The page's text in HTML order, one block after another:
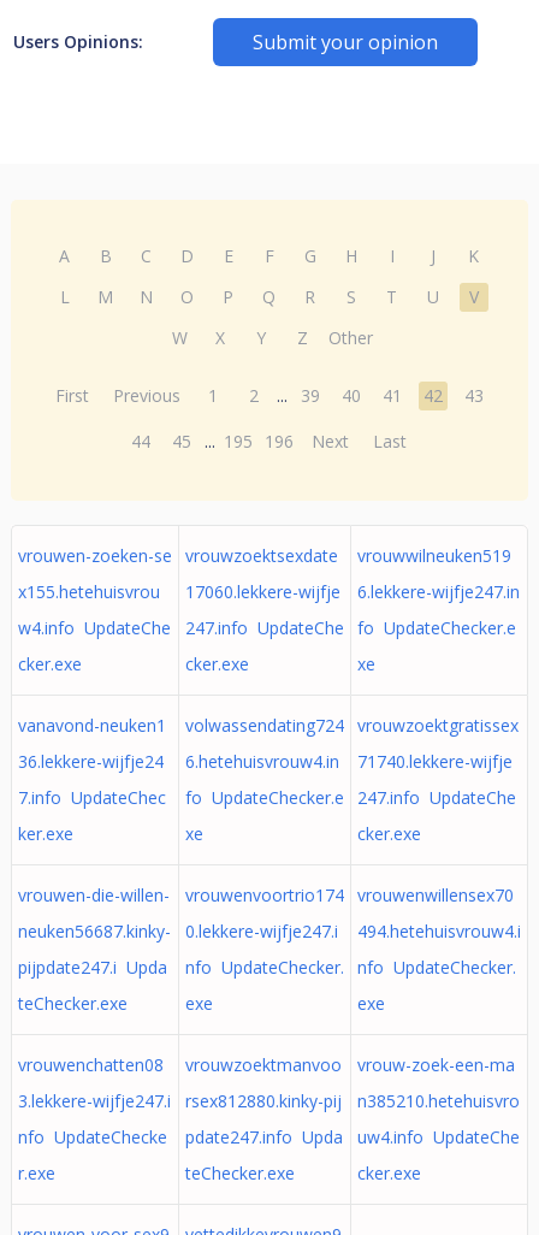
Users Opinions: Submit your opinion
A B C D E F G H I J
K
L
M N O P Q R S T U
V
W
X Y Z Other
First Previous 1 2 ... 39 40 41 42
43
44
45 ... 195 196 Next Last
vrouwen-zoeken-se
x155.hetehuisvrou
w4.info UpdateChe
cker.exe
vrouwzoektsexdate
17060.lekkere-wijfje
247.info UpdateChe
cker.exe
vrouwwilneuken519
6.lekkere-wijfje247.in
fo UpdateChecker.e
xe
vanavond-neuken1
36.lekkere-wijfje24
7.info UpdateChec
ker.exe
volwassendating724
6.hetehuisvrouw4.in
fo UpdateChecker.e
xe
vrouwzoektgratissex
71740.lekkere-wijfje
247.info UpdateChe
cker.exe
vrouwen-die-willen-
neuken56687.kinky-
pijpdate247.i Upda
teChecker.exe
vrouwenvoortrio174
0.lekkere-wijfje247.i
nfo UpdateChecker.
exe
vrouwenwillensex70
494.hetehuisvrouw4.i
nfo UpdateChecker.
exe
vrouwenchatten08
3.lekkere-wijfje247.i
nfo UpdateChecke
r.exe
vrouwzoektmanvoo
rsex812880.kinky-pij
pdate247.info Upda
teChecker.exe
vrouw-zoek-een-ma
n385210.hetehuisvro
uw4.info UpdateChe
cker.exe